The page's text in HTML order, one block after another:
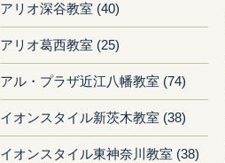
アリオ深谷教室 (40)
アリオ葛西教室 (25)
アル・プラザ近江八幡教室 (74)
イオンスタイル新茨木教室 (38)
イオンスタイル東神奈川教室 (38)